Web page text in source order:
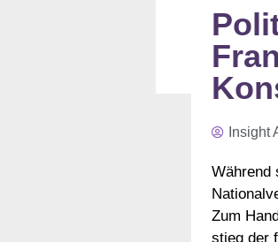
Insight
Während
Zum
stieg der